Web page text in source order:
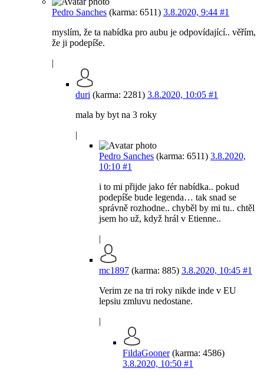
Pedro Sanches (karma: 6511) 3.8.2020, 9:44 #1
myslím, že ta nabídka pro aubu je odpovídající.. věřím,
že ji podepíše.
|
duri (karma: 2281) 3.8.2020, 10:05 #1
mala by byt na 3 roky
|
Pedro Sanches (karma: 6511) 3.8.2020,
10:10 #1
i to mi přijde jako fér nabídka.. pokud
podepíše bude legenda… tak snad se
správně rozhodne.. chyběl by mi tu.. chtěl
jsem ho už, když hrál v Etienne..
|
mc1897 (karma: 885) 3.8.2020, 10:45 #1
Verim ze na tri roky nikde inde v EU
lepsiu zmluvu nedostane.
|
FildaGooner(karma: 4586)
3.8.2020, 10:50 #1